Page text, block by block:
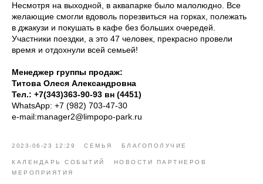
Несмотря на выходной, в аквапарке было малолюдно. Все
желающие смогли вдоволь порезвиться на горках, полежать
в джакузи и покушать в кафе без больших очередей.
Участники поездки, а это 47 человек, прекрасно провели
время и отдохнули всей семьей!
Менеджер группы продаж:
Титова Олеся Александровна
Тел.: +7(343)363-90-93 вн (4451)
WhatsApp: +7 (982) 703-47-30
e-mail:manager2@limpopo-park.ru
2023-06-23 12:29 СЕМЬЯ БЛАГОПОЛУЧИЕ
КАЛЕНДАРЬ СОБЫТИЙ
НОВОСТИ ПАРТНЕРОВ
МЕРОПРИЯТИЯ